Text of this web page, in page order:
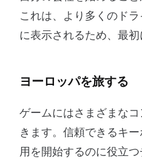
これは、より多くのド
に表示されるため、最
ヨーロッパを旅する
ゲームにはさまざまな
きます。信頼できるキ
用を開始するのに役立